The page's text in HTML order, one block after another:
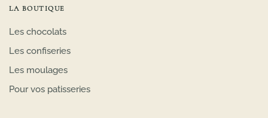
LA BOUTIQUE
Les chocolats
Les confiseries
Les moulages
Pour vos patisseries